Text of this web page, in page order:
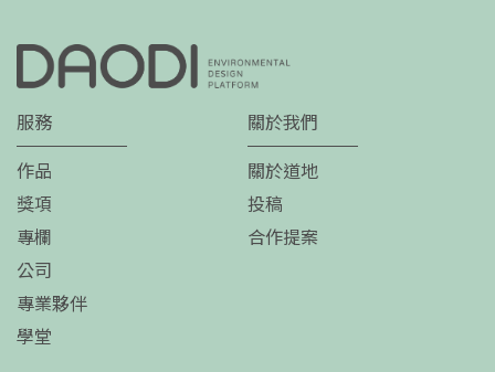
服務
作品
獎項
專欄
公司
專業夥伴
學堂
關於我們
關於道地
投稿
合作提案